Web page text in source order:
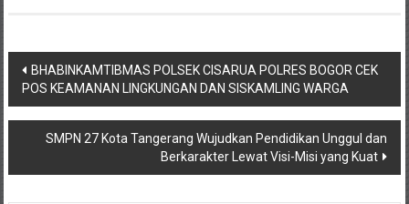
Navigasi
pos
BHABINKAMTIBMAS POLSEK CISARUA POLRES BOGOR CEK
POS KEAMANAN LINGKUNGAN DAN SISKAMLING WARGA
SMPN 27 Kota Tangerang Wujudkan Pendidikan Unggul dan
Berkarakter Lewat Visi-Misi yang Kuat